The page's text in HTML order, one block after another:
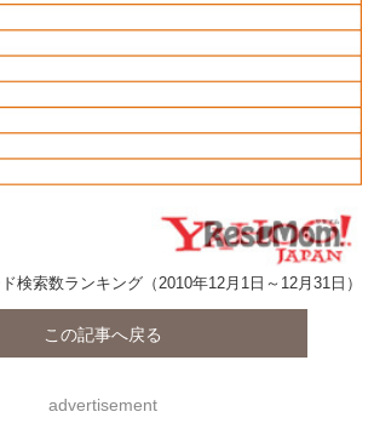
検索数ランキング（2010年12月1日～12月31日）
この記事へ戻る
advertisement